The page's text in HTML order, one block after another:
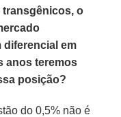
transgênicos, o
diferencial em
anos teremos
posição?
do 0,5% não é